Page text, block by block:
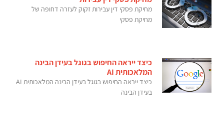
מחיקת פסקי דין עבירות זקוק לעזרה דחופה של
מחיקת פסקי
כיצד ייראה החיפוש בגוגל בעידן הבינה
המלאכותית AI
כיצד ייראה החיפוש בגוגל בעידן הבינה המלאכותית AI
בעידן הבינה